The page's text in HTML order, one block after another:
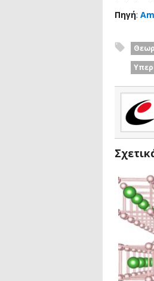
Πηγή: